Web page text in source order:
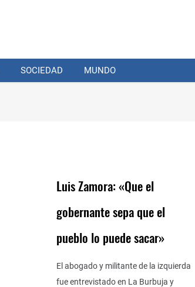
SOCIEDAD MUNDO
Luis Zamora: «Que el
gobernante sepa que el
pueblo lo puede sacar»
El abogado y militante de la izquierda
fue entrevistado en La Burbuja y